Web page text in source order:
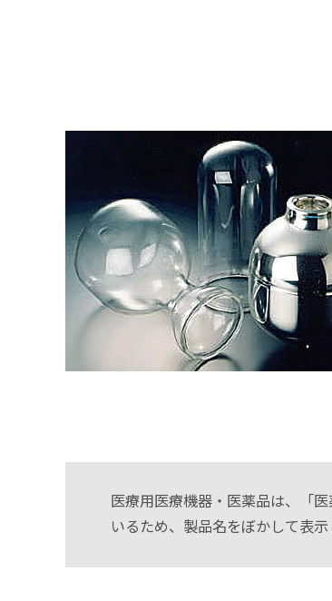
医療用医療機器・医薬品は、「
いるため、製品名をぼかして表示